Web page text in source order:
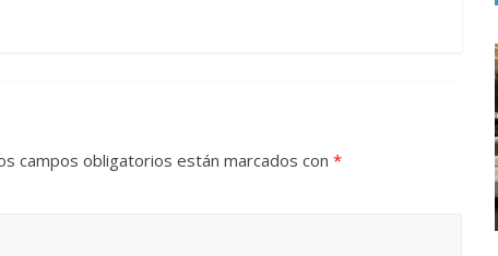
campos obligatorios están marcados con *
Julio Martínez Molina
Cine macizo de Cronenberg